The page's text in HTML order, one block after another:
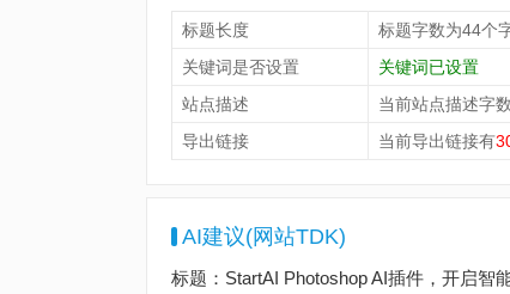
标题长度
标题字数为44个
关键词是否设置
关键词已设置
站点描述
当前站点描述字
导出链接
当前导出链接有
AI建议(网站TDK)
标题：StartAI Photoshop AI插件，开启智